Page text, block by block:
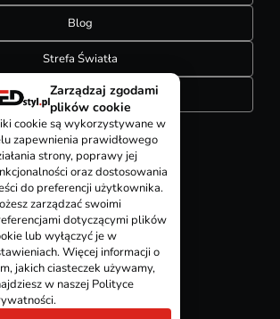
Blog
Strefa Światła
Konfigurator szynoprzewodów
12, 94-058 Łódź
KONTAKT
Zarządzaj zgodami
plików cookie
cookie są wykorzystywane w
zapewnienia prawidłowego
strony, poprawy jej
oraz dostosowania
do preferencji użytkownika.
zarządzać swoimi
dotyczącymi plików
lub wyłączyć je w
Więcej informacji o
jakich ciasteczek używamy,
w naszej Polityce